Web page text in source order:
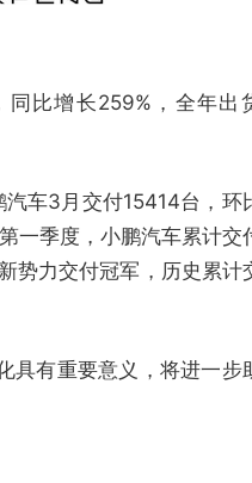
比增长259%，全年出
车3月交付15414台，环
一季度，小鹏汽车累计交
势力交付冠军，历史累计
具有重要意义，将进一步